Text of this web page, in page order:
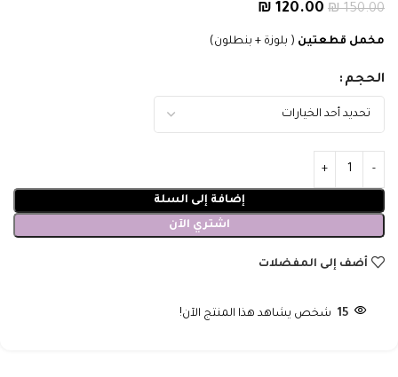
₪150.00
₪ 120.00
مخمل قطعتين ( بلوزة + بنطلون)
الحجم
إضافة إلى السلة
اشتري الآن
أضف إلى المفضلات
15 شخص يشاهد هذا المنتج الآن!